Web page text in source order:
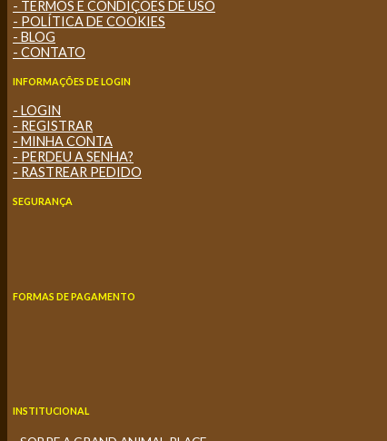
- TERMOS E CONDIÇÕES DE USO
- POLÍTICA DE COOKIES
- BLOG
- CONTATO
INFORMAÇÕES DE LOGIN
- LOGIN
- REGISTRAR
- MINHA CONTA
- PERDEU A SENHA?
- RASTREAR PEDIDO
SEGURANÇA
FORMAS DE PAGAMENTO
INSTITUCIONAL